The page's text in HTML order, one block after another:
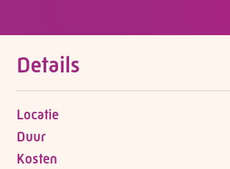
Details
Locatie
Duur
Kosten